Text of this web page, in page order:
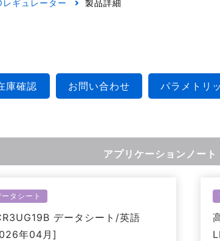
レギュレーター 製品詳細
庫確認 お問い合わせ パラメトリ
アプリケーションノート
ータシート
データシート/英語
年04月]